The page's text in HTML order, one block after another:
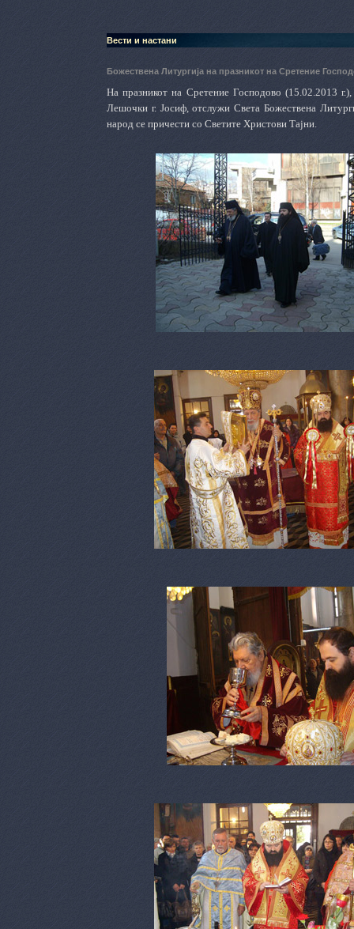
Вести и настани
Божествена Литургија на празникот на Сретение
На празникот на Сретение Господово (15.02.2013
Лешочки г. Јосиф, отслужи Света Божествена
народ се причести со Светите Христови Тајни.